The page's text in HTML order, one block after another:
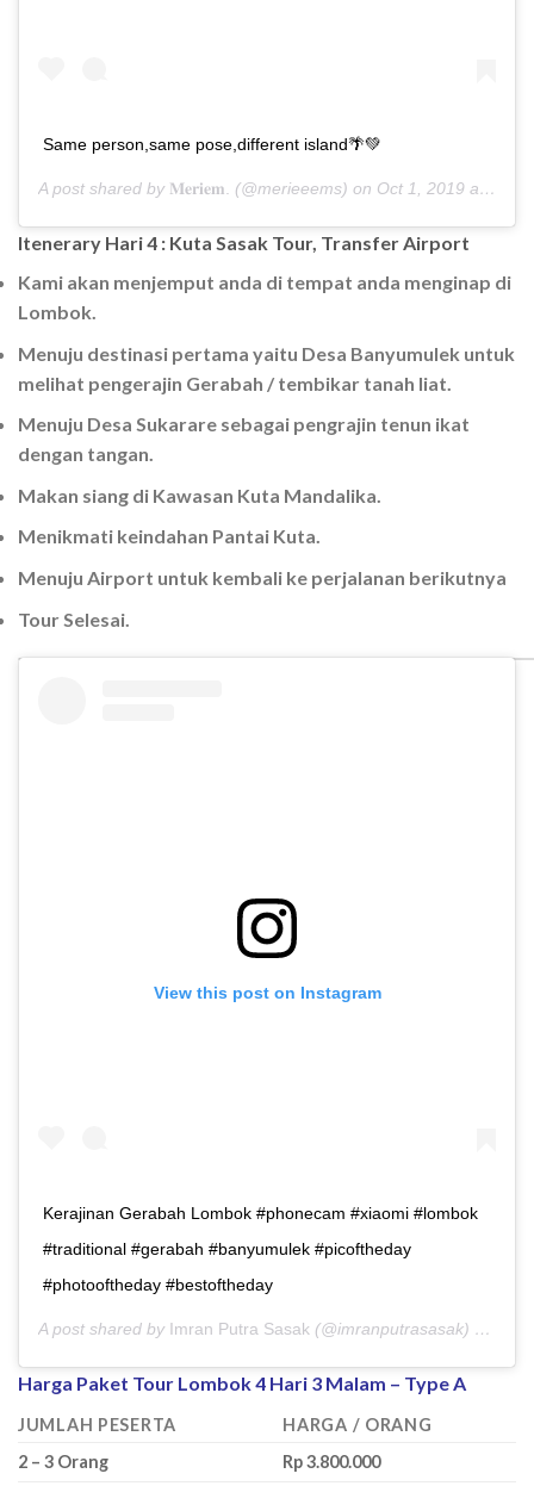
Same person,same pose,different island🌴💚
A post shared by 𝐌𝐞𝐫𝐢𝐞𝐦. (@merieeems) on Oct 1, 2019 at 2:10am PDT
Itenerary Hari 4 : Kuta Sasak Tour, Transfer Airport
Kami akan menjemput anda di tempat anda menginap di
Lombok.
Menuju destinasi pertama yaitu Desa Banyumulek untuk
melihat pengerajin Gerabah / tembikar tanah liat.
Menuju Desa Sukarare sebagai pengrajin tenun ikat
dengan tangan.
Makan siang di Kawasan Kuta Mandalika.
Menikmati keindahan Pantai Kuta.
Menuju Airport untuk kembali ke perjalanan berikutnya
Tour Selesai.
View this post on Instagram
Kerajinan Gerabah Lombok #phonecam #xiaomi #lombok
#traditional #gerabah #banyumulek #picoftheday
#photooftheday #bestoftheday
A post shared by Imran Putra Sasak (@imranputrasasak) on
Harga Paket Tour Lombok 4 Hari 3 Malam – Type A
JUMLAH PESERTA
HARGA / ORANG
2 – 3 Orang
Rp 3.800.000